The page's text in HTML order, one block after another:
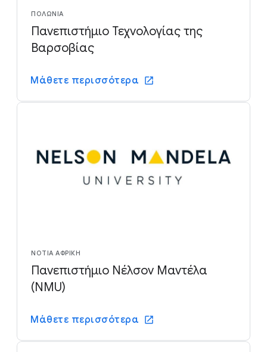
ΠΟΛΩΝΊΑ
Πανεπιστήμιο Τεχνολογίας της
Βαρσοβίας
Μάθετε περισσότερα
ΝΌΤΙΑ ΑΦΡΙΚΉ
Πανεπιστήμιο Νέλσον Μαντέλα
(NMU)
Μάθετε περισσότερα